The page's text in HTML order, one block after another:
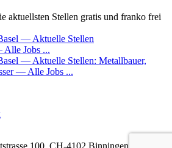
aktuellsten Stellen gratis und franko frei
100, CH-4102 Binningen, Schweiz